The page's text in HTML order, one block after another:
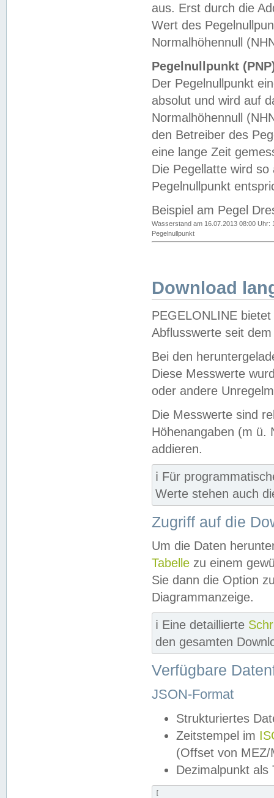
aus. Erst durch die
Wert des
Normalhöhennull
Pegelnullpunkt
Der Pegelnullpunkt
absolut und wird auf
Normalhöhennull
den Betreiber des
eine lange Zeit
Die Pegellatte wird
Pegelnullpunkt
Beispiel am Pegel
Wasserstand am 16.07.2013 08:00 Uhr:
Pegelnullpunkt
Download
PEGELONLINE
Abflusswerte seit
Bei den
Diese Messwerte
oder andere
Die Messwerte sind
Höhenangaben (m ü.
addieren.
ℹ️ Für
Werte stehen auch
Zugriff auf die
Um die Daten
Tabelle zu einem
Sie dann die Option
Diagrammanzeige.
ℹ️ Eine detaillierte
den gesamten
Verfügbare
JSON-Format
Strukturiertes
Zeitstempel im
(Offset von MEZ/
Dezimalpunkt als
[